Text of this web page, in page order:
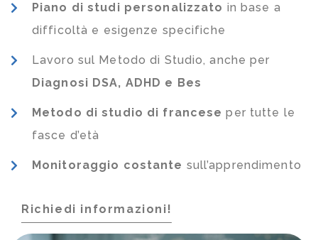
Piano di studi personalizzato in base a
difficoltà e esigenze specifiche
Lavoro sul Metodo di Studio, anche per
Diagnosi DSA, ADHD e Bes
Metodo di studio di francese per tutte le
fasce d’età
Monitoraggio costante sull’apprendimento
Richiedi informazioni!